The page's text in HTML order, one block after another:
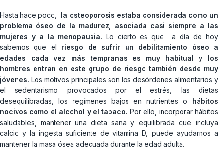
Hasta hace poco, la osteoporosis estaba considerada como un
problema óseo de la madurez, asociada casi siempre a las
mujeres y a la menopausia. Lo cierto es que a día de hoy
sabemos que el riesgo de sufrir un debilitamiento óseo a
edades cada vez más tempranas es muy habitual y los
hombres entran en este grupo de riesgo también desde muy
jóvenes. Los motivos principales son los desórdenes alimentarios y
el sedentarismo provocados por el estrés, las dietas
desequilibradas, los regímenes bajos en nutrientes o hábitos
nocivos como el alcohol y el tabaco. Por ello, incorporar hábitos
saludables, mantener una dieta sana y equilibrada que incluya
calcio y la ingesta suficiente de vitamina D, puede ayudarnos a
mantener la masa ósea adecuada durante la edad adulta.